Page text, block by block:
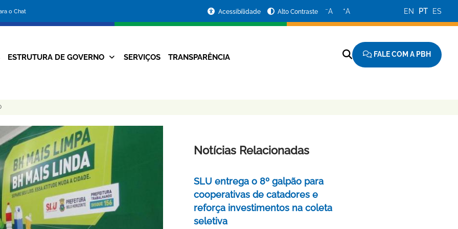
o Chat
da
Prefeitura
Acessibilidade Alto Contraste −A +A EN PT ES
Navegação
ESTRUTURA DE GOVERNO SERVIÇOS TRANSPARÊNCIA FALE COM A PBH
Notícias Relacionadas
SLU entrega o 8º galpão para
cooperativas de catadores e
reforça investimentos na coleta
seletiva